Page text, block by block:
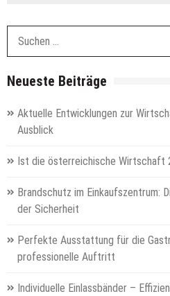
Neueste Beiträge
Aktuelle Entwicklungen zur
Ausblick
Ist die österreichische Wirtschaft
Brandschutz im Einkaufszentrum:
der Sicherheit
Perfekte Ausstattung für die
professionelle Auftritt
Individuelle Einlassbänder –